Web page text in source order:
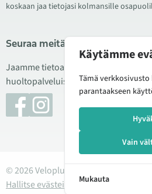
koskaan jaa tietojasi kolmansille
Seuraa meitä sosiaalisessa
Jaamme tietoa hyvistä tarjouksista,
huoltopalveluista. Joskus
© 2026 Veloplus OÜ. Kaikki oikeudet
Hallitse evästeitä
Käytämme
Tämä
parantaakseen
Vain
Mukauta